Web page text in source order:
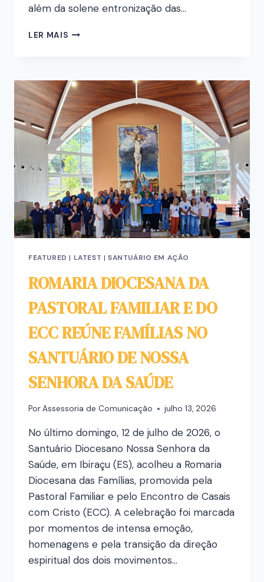
além da solene entronização das…
LER MAIS
FEATURED | LATEST | SANTUÁRIO EM AÇÃO
ROMARIA DIOCESANA DA
PASTORAL FAMILIAR E DO
ECC REÚNE FAMÍLIAS NO
SANTUÁRIO DE NOSSA
SENHORA DA SAÚDE
PorAssessoria de Comunicação julho 13, 2026
No último domingo, 12 de julho de 2026, o
Santuário Diocesano Nossa Senhora da
Saúde, em Ibiraçu (ES), acolheu a Romaria
Diocesana das Famílias, promovida pela
Pastoral Familiar e pelo Encontro de Casais
com Cristo (ECC). A celebração foi marcada
por momentos de intensa emoção,
homenagens e pela transição da direção
espiritual dos dois movimentos…